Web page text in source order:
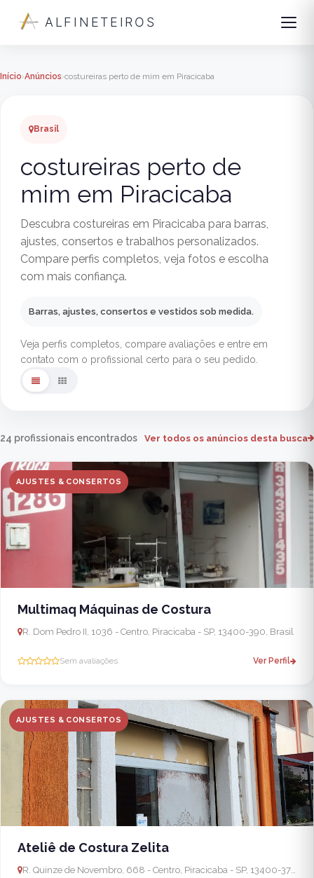
ALFINETEIROS
Início Anúncios costureiras perto de mim em Piracicaba
Brasil
costureiras perto de
mim em Piracicaba
Descubra costureiras em Piracicaba para barras,
ajustes, consertos e trabalhos personalizados.
Compare perfis completos, veja fotos e escolha
com mais confiança.
Barras, ajustes, consertos e vestidos sob medida.
Veja perfis completos, compare avaliações e entre em
contato com o profissional certo para o seu pedido.
24 profissionais encontrados Ver todos os anúncios desta busca
AJUSTES & CONSERTOS
Multimaq Máquinas de Costura
R. Dom Pedro II, 1036 - Centro, Piracicaba - SP, 13400-390, Brasil
Sem avaliações Ver Perfil
AJUSTES & CONSERTOS
Ateliê de Costura Zelita
R. Quinze de Novembro, 668 - Centro, Piracicaba - SP, 13400-370, Brasil